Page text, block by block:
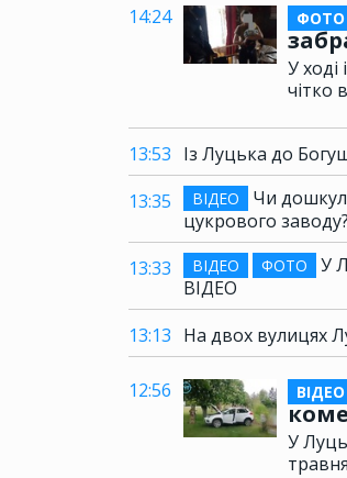
14:24 ФОТО
У ході
чітко
13:53 Із Луцька до
13:35
ВІДЕО
Чи
цукрового заводу?
13:33
ВІДЕО ФОТО
У
ВІДЕО
13:13 На двох вулицях
12:56 ВІДЕО
У